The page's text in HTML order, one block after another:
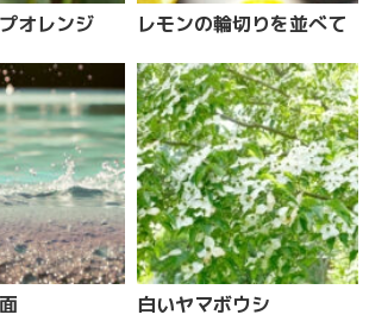
オレンジ レモンの輪切りを並べて
白いヤマボウシ